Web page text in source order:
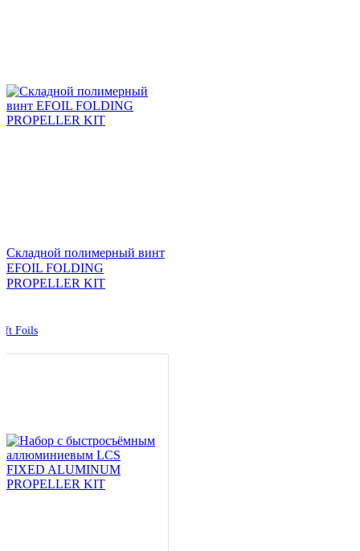
Складной полимерный винт
EFOIL FOLDING
PROPELLER KIT
Foils